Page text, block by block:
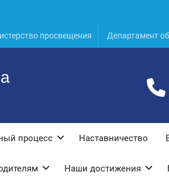
просвещения Департамент
процесс Наставничество
Наши достижения